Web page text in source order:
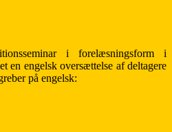
i forelæsningsform i
en engelsk oversættelse af deltagere
på engelsk: